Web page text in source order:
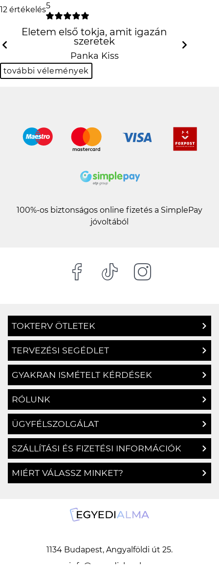
12 értékelés5
Életem első tokja, amit igazán szeretek
Panka Kiss
Previous
további vélemények
100%-os biztonságos online fizetés a SimplePay
jóvoltából
TOKTERV ÖTLETEK
TERVEZÉSI SEGÉDLET
GYAKRAN ISMÉTELT KÉRDÉSEK
RÓLUNK
ÜGYFÉLSZOLGÁLAT
SZÁLLÍTÁSI ÉS FIZETÉSI INFORMÁCIÓK
MIÉRT VÁLASSZ MINKET?
1134 Budapest, Angyalföldi út 25.
info@egyedialma.hu